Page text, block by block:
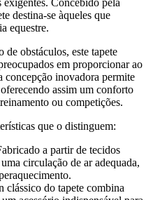
destina-se àqueles que
equestre.
de obstáculos, este tapete
em proporcionar ao
concepção inovadora permite
assim um conforto
ou competições.
que o distinguem:
a partir de tecidos
circulação de ar adequada,
clássico do tapete combina